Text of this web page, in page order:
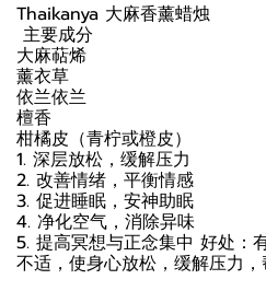
Thaikanya 大麻香薰蜡烛
️ 主要成分
大麻萜烯
薰衣草
依兰依兰
檀香
柑橘皮（青柠或橙皮）
1. 深层放松，缓解压力
2. 改善情绪，平衡情感
3. 促进睡眠，安神助眠
4. 净化空气，消除异味
5. 提高冥想与正念集中 好处：
不适，使身心放松，缓解压力，